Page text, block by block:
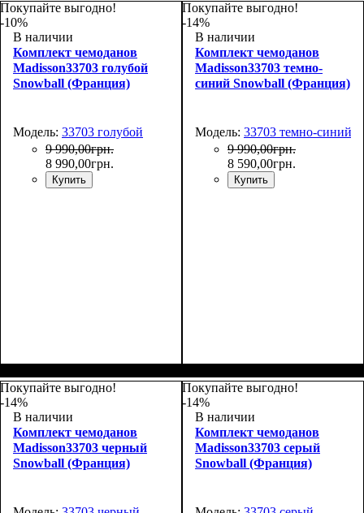
Покупайте выгодно!
-10%
В наличии
Комплект чемоданов
Madisson33703 голубой
Snowball (Франция)
Модель: 33703 голубой
9 990,00грн.
8 990,00грн.
Купить
Покупайте выгодно!
-14%
В наличии
Комплект чемоданов
Madisson33703 темно-
синий Snowball (Франция)
Модель: 33703 темно-синий
9 990,00грн.
8 590,00грн.
Купить
Покупайте выгодно!
-14%
В наличии
Комплект чемоданов
Madisson33703 черный
Snowball (Франция)
Покупайте выгодно!
-14%
В наличии
Комплект чемоданов
Madisson33703 серый
Snowball (Франция)